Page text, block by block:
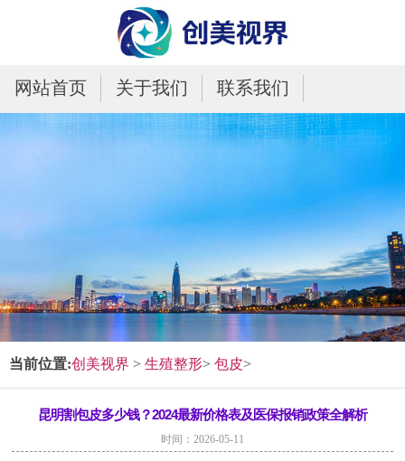
网站首页 关于我们 联系我们
当前位置:创美视界 > 生殖整形> 包皮>
昆明割包皮多少钱？2024最新价格表及医保报销政策全解析
时间：2026-05-11